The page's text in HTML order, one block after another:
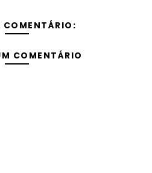
COMENTÁRIO:
COMENTÁRIO